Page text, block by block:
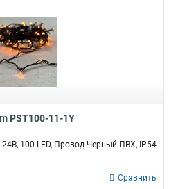
PST100-11-1Y
100 LED, Провод Черный ПВХ, IP54
Сравнить